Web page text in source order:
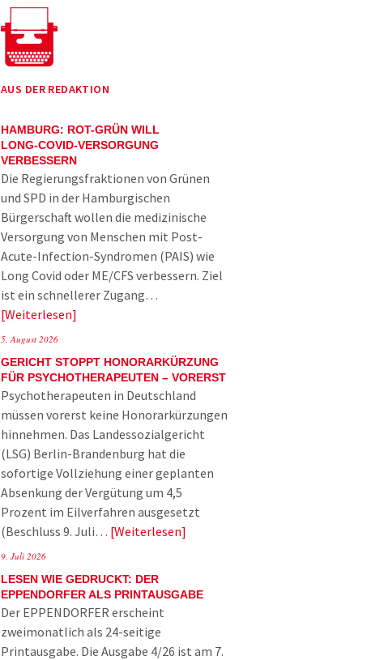
AUS DER REDAKTION
HAMBURG: ROT-GRÜN WILL
LONG-COVID-VERSORGUNG
VERBESSERN
Die Regierungsfraktionen von Grünen
und SPD in der Hamburgischen
Bürgerschaft wollen die medizinische
Versorgung von Menschen mit Post-
Acute-Infection-Syndromen (PAIS) wie
Long Covid oder ME/CFS verbessern. Ziel
ist ein schnellerer Zugang…
Weiterlesen
5. August 2026
GERICHT STOPPT HONORARKÜRZUNG
FÜR PSYCHOTHERAPEUTEN – VORERST
Psychotherapeuten in Deutschland
müssen vorerst keine Honorarkürzungen
hinnehmen. Das Landessozialgericht
(LSG) Berlin-Brandenburg hat die
sofortige Vollziehung einer geplanten
Absenkung der Vergütung um 4,5
Prozent im Eilverfahren ausgesetzt
(Beschluss 9. Juli… Weiterlesen
9. Juli 2026
LESEN WIE GEDRUCKT: DER
EPPENDORFER ALS PRINTAUSGABE
Der EPPENDORFER erscheint
zweimonatlich als 24-seitige
Printausgabe. Die Ausgabe 4/26 ist am 7.